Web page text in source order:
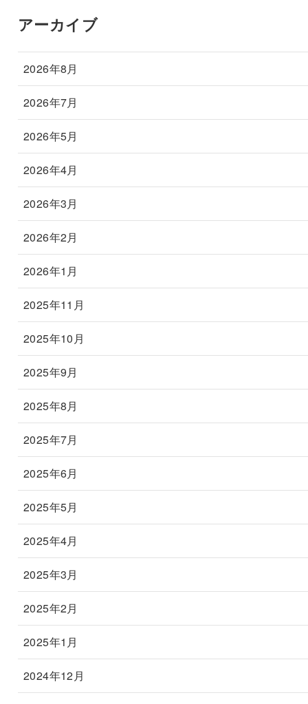
アーカイブ
2026年8月
2026年7月
2026年5月
2026年4月
2026年3月
2026年2月
2026年1月
2025年11月
2025年10月
2025年9月
2025年8月
2025年7月
2025年6月
2025年5月
2025年4月
2025年3月
2025年2月
2025年1月
2024年12月